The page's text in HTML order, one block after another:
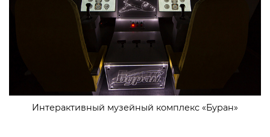
Интерактивный музейный комплекс «Буран»